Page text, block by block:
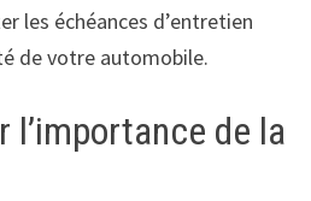
les échéances d’entretien
de votre automobile.
l’importance de la